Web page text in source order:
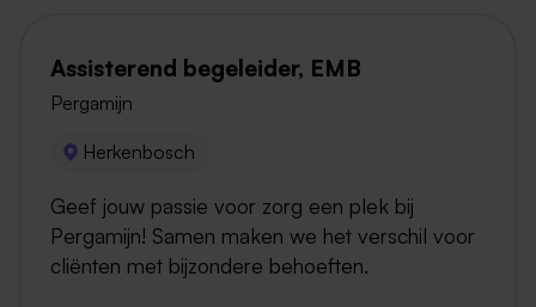
Assisterend begeleider, EMB
Pergamijn
Herkenbosch
Geef jouw passie voor zorg een plek bij
Pergamijn! Samen maken we het verschil voor
cliënten met bijzondere behoeften.